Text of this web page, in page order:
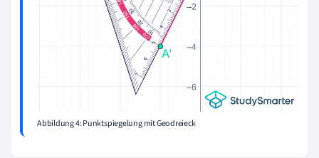
Abbildung 4: Punktspiegelung mit Geodreieck